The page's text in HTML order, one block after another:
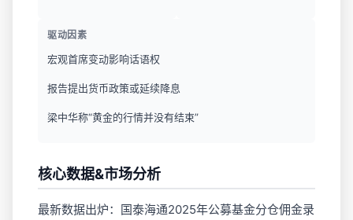
驱动因素
宏观首席变动影响话语权
报告提出货币政策或延续降息
梁中华称“黄金的行情并没有结束”
核心数据&市场分析
最新数据出炉：国泰海通2025年公募基金分仓佣金录